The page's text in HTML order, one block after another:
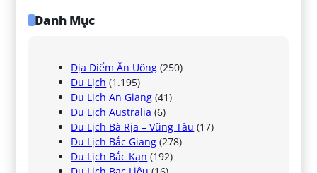
Danh Mục
Địa Điểm Ăn Uống (250)
Du Lịch (1.195)
Du Lịch An Giang (41)
Du Lịch Australia (6)
Du Lịch Bà Rịa – Vũng Tàu (17)
Du Lịch Bắc Giang (278)
Du Lịch Bắc Kạn (192)